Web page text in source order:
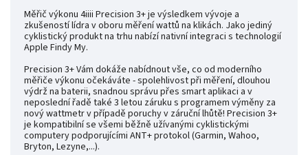
Měřič výkonu 4iiii Precision 3+ je výsledkem vývoje a
zkušeností lídra v oboru měření wattů na klikách. Jako jediný
cyklistický produkt na trhu nabízí nativní integraci s technologií
Apple Findy My.
Precision 3+ Vám dokáže nabídnout vše, co od moderního
měřiče výkonu očekáváte - spolehlivost při měření, dlouhou
výdrž na baterii, snadnou správu přes smart aplikaci a v
neposlední řadě také 3 letou záruku s programem výměny za
nový wattmetr v případě poruchy v záruční lhůtě! Precision 3+
je kompatibilní se všemi běžně užívanými cyklistickými
computery podporujícími ANT+ protokol (Garmin, Wahoo,
Bryton, Lezyne,...).